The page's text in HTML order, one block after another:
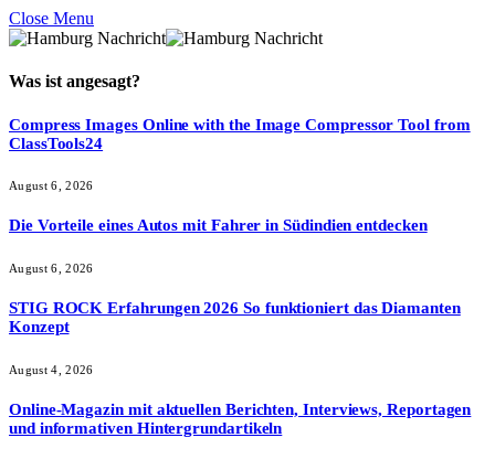
Close Menu
Was ist angesagt?
Compress Images Online with the Image Compressor Tool from
ClassTools24
August 6, 2026
Die Vorteile eines Autos mit Fahrer in Südindien entdecken
August 6, 2026
STIG ROCK Erfahrungen 2026 So funktioniert das Diamanten
Konzept
August 4, 2026
Online-Magazin mit aktuellen Berichten, Interviews, Reportagen
und informativen Hintergrundartikeln